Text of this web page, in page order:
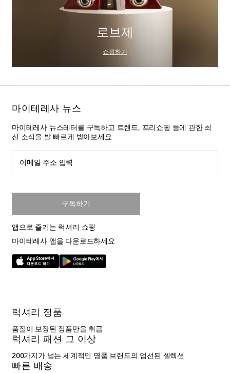
로브제
쇼핑하기
마이테레사 뉴스
마이테레사 뉴스레터를 구독하고 트렌드, 프리쇼핑 등에 관한 최
신 소식을 발 빠르게 받아보세요
이메일 주소 입력
구독하기
앱으로 즐기는 럭셔리 쇼핑
마이테레사 앱을 다운로드하세요
럭셔리 정품
품질이 보장된 정품만을 취급
럭셔리 패션 그 이상
200가지가 넘는 세계적인 명품 브랜드의 엄선된 셀렉션
빠른 배송